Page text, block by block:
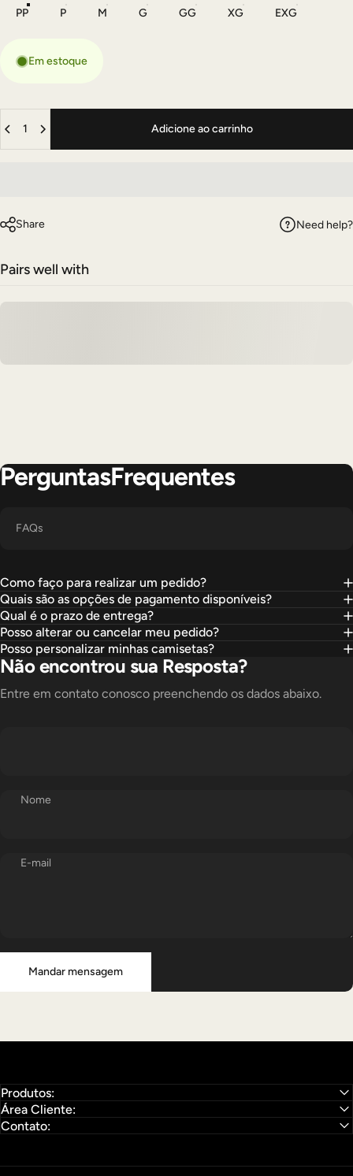
PP P M G GG XG EXG
Em estoque
Adicione ao carrinho
Share Need help?
Pairs well with
PerguntasFrequentes
FAQs
Como faço para realizar um pedido?
Quais são as opções de pagamento disponíveis?
Qual é o prazo de entrega?
Posso alterar ou cancelar meu pedido?
Posso personalizar minhas camisetas?
Não encontrou sua Resposta?
Entre em contato conosco preenchendo os dados abaixo.
Nome
E-mail
Mandar mensagem
Produtos:
Área Cliente:
Contato: